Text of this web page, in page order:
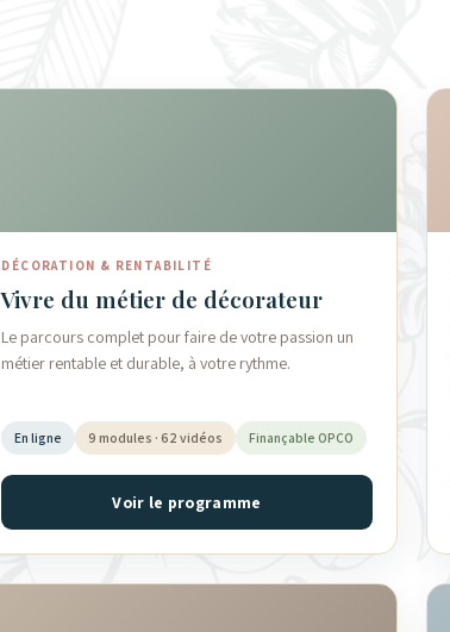
DÉCORATION & RENTABILITÉ
Vivre du métier de décorateur
Le parcours complet pour faire de votre passion un
métier rentable et durable, à votre rythme.
En ligne 9 modules · 62 vidéos Finançable OPCO
Voir le programme